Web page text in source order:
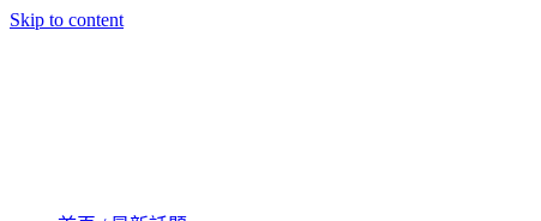
Skip to content